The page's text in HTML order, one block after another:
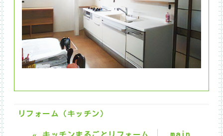
リフォーム（キッチン）
« main